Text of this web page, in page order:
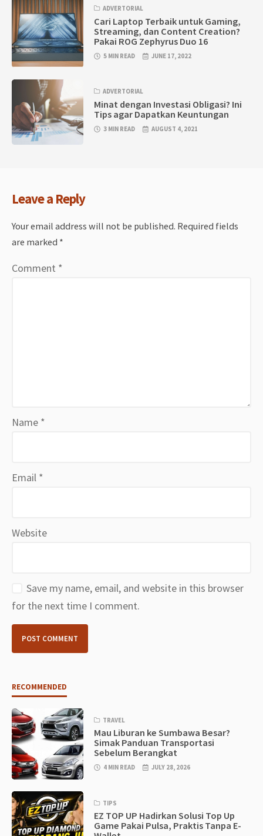
ADVERTORIAL
Cari Laptop Terbaik untuk Gaming,
Streaming, dan Content Creation?
Pakai ROG Zephyrus Duo 16
5 MIN READ JUNE 17, 2022
ADVERTORIAL
Minat dengan Investasi Obligasi? Ini
Tips agar Dapatkan Keuntungan
3 MIN READ AUGUST 4, 2021
Leave a Reply
Your email address will not be published. Required fields
are marked *
Comment *
Name *
Email *
Website
Save my name, email, and website in this browser
for the next time I comment.
RECOMMENDED
TRAVEL
Mau Liburan ke Sumbawa Besar?
Simak Panduan Transportasi
Sebelum Berangkat
4 MIN READ JULY 28, 2026
TIPS
EZ TOP UP Hadirkan Solusi Top Up
Game Pakai Pulsa, Praktis Tanpa E-